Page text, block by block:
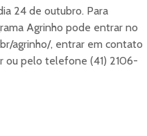
24 de outubro. Para
Agrinho pode entrar no
agrinho/, entrar em contato
ou pelo telefone (41) 2106-